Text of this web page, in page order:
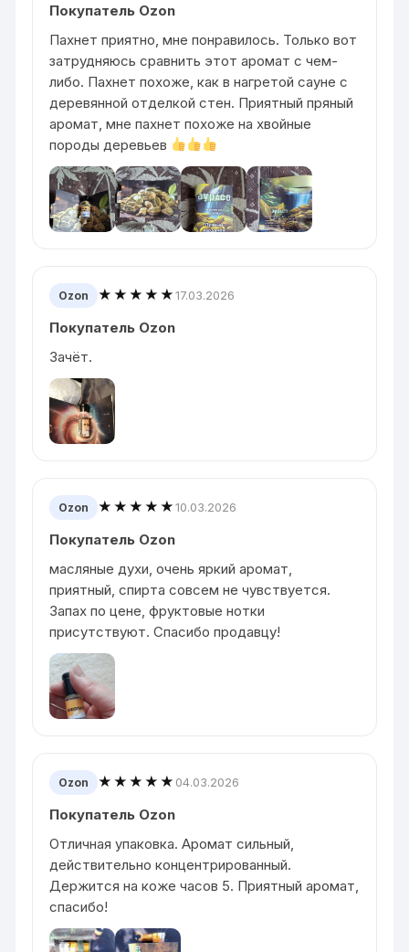
Покупатель Ozon
Пахнет приятно, мне понравилось. Только вот
затрудняюсь сравнить этот аромат с чем-
либо. Пахнет похоже, как в нагретой сауне с
деревянной отделкой стен. Приятный пряный
аромат, мне пахнет похоже на хвойные
породы деревьев
Ozon ★★★★★17.03.2026
Покупатель Ozon
Зачёт.
Ozon ★★★★★10.03.2026
Покупатель Ozon
масляные духи, очень яркий аромат,
приятный, спирта совсем не чувствуется.
Запах по цене, фруктовые нотки
присутствуют. Спасибо продавцу!
Ozon ★★★★★ 04.03.2026
Покупатель Ozon
Отличная упаковка. Аромат сильный,
действительно концентрированный.
Держится на коже часов 5. Приятный аромат,
спасибо!